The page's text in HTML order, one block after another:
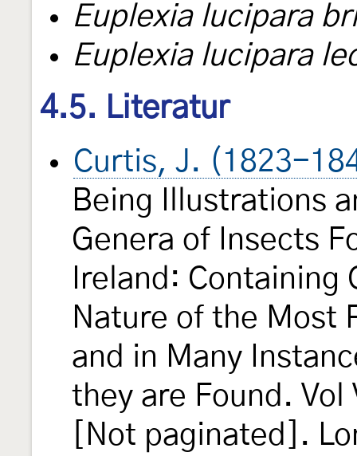
Euplexia lucipara
Euplexia lucipara
4.5. Literatur
Curtis, J. (1823-
Being Illustrations
Genera of Insects
Ireland: Containing
Nature of the Most
and in Many
they are Found.
[Not paginated].